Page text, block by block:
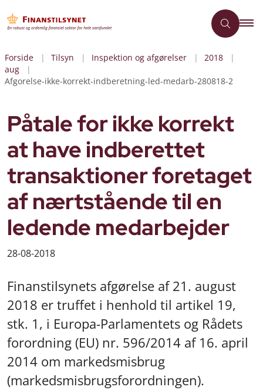
Forside Tilsyn Inspektion og afgørelser
2018
aug
Afgorelse-ikke-korrekt-indberetning-led-medarb-280818-2
Påtale for ikke korrekt
at have indberettet
transaktioner foretaget
af nærtstående til en
ledende medarbejder
28-08-2018
Finanstilsynets afgørelse af 21. august
2018 er truffet i henhold til artikel 19,
stk. 1, i Europa-Parlamentets og Rådets
forordning (EU) nr. 596/2014 af 16. april
2014 om markedsmisbrug
(markedsmisbrugsforordningen).